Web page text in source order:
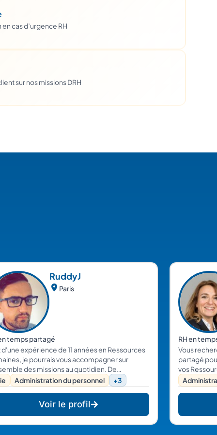
cas d’urgence RH
sur nos missions DRH
RuddyJ
Paris
temps partagé
expérience de 11 années en Ressources
je pourrais vous accompagner sur
des missions au quotidien. De
du personnel, en passant par
des bulletins de paie mais
GPEC, RSE & QVT …)
Administration du personnel +3
Voir le profil
RH en
Vous
partagé
vos